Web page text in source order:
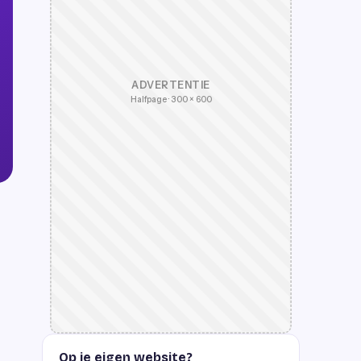
ADVERTENTIE
Halfpage · 300 × 600
Op je eigen website?